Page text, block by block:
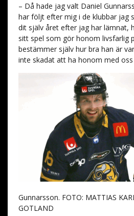
– Då hade jag valt Daniel
har följt efter mig i de klubbar jag
dit själv året efter jag har lämnat,
sitt spel som gör honom livsfarlig
bestämmer själv hur bra han är
inte skadat att ha honom med oss
Gunnarsson. FOTO: MATTIAS
GOTLAND